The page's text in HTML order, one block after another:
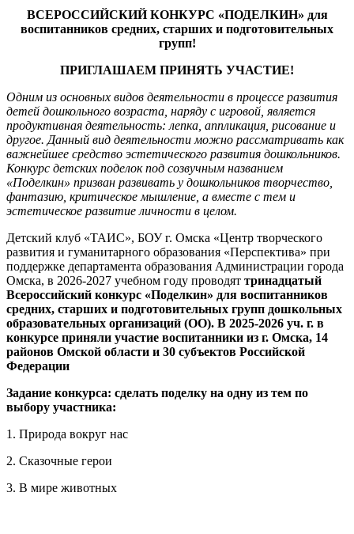
ВСЕРОССИЙСКИЙ КОНКУРС «ПОДЕЛКИН» для
воспитанников средних, старших и подготовительных
групп!
ПРИГЛАШАЕМ ПРИНЯТЬ УЧАСТИЕ!
Одним из основных видов деятельности в процессе развития
детей дошкольного возраста, наряду с игровой, является
продуктивная деятельность: лепка, аппликация, рисование и
другое. Данный вид деятельности можно рассматривать как
важнейшее средство эстетического развития дошкольников.
Конкурс детских поделок под созвучным названием
«Поделкин» призван развивать у дошкольников творчество,
фантазию, критическое мышление, а вместе с тем и
эстетическое развитие личности в целом.
Детский клуб «ТАИС», БОУ г. Омска «Центр творческого
развития и гуманитарного образования «Перспектива» при
поддержке департамента образования Администрации города
Омска, в 2026-2027 учебном году проводят тринадцатый
Всероссийский конкурс «Поделкин» для воспитанников
средних, старших и подготовительных групп дошкольных
образовательных организаций (ОО). В 2025-2026 уч. г. в
конкурсе приняли участие воспитанники из г. Омска, 14
районов Омской области и 30 субъектов Российской
Федерации
Задание конкурса: сделать поделку на одну из тем по
выбору участника:
1. Природа вокруг нас
2. Сказочные герои
3. В мире животных